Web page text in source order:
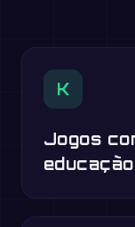
K
Jogos